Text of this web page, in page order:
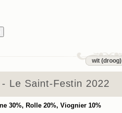
wit (droog)
Le Saint-Festin 2022
30%, Rolle 20%, Viognier 10%